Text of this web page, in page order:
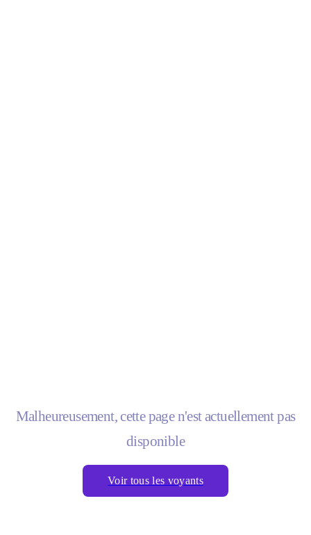
Malheureusement, cette page n'est actuellement pas
disponible
Voir tous les voyants